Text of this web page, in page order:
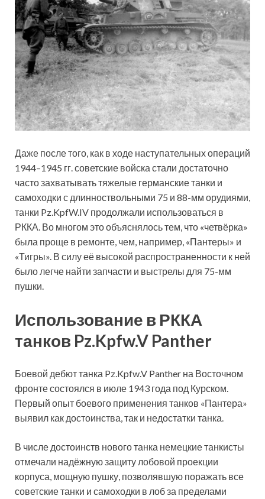
Даже после того, как в ходе наступательных операций
1944–1945 гг. советские войска стали достаточно
часто захватывать тяжелые германские танки и
самоходки с длинноствольными 75 и 88-мм орудиями,
танки Pz.KpfW.IV продолжали использоваться в
РККА. Во многом это объяснялось тем, что «четвёрка»
была проще в ремонте, чем, например, «Пантеры» и
«Тигры». В силу её высокой распространенности к ней
было легче найти запчасти и выстрелы для 75-мм
пушки.
Использование в РККА
танков Pz.Kpfw.V Panther
Боевой дебют танка Pz.Kpfw.V Panther на Восточном
фронте состоялся в июле 1943 года под Курском.
Первый опыт боевого применения танков «Пантера»
выявил как достоинства, так и недостатки танка.
В числе достоинств нового танка немецкие танкисты
отмечали надёжную защиту лобовой проекции
корпуса, мощную пушку, позволявшую поражать все
советские танки и самоходки в лоб за пределами